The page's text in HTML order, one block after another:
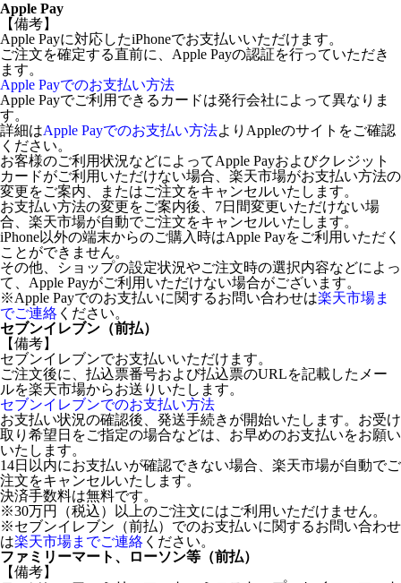
Apple Pay
【備考】
Apple Payに対応したiPhoneでお支払いいただけます。
ご注文を確定する直前に、Apple Payの認証を行っていただき
ます。
Apple Payでのお支払い方法
Apple Payでご利用できるカードは発行会社によって異なりま
す。
詳細はApple Payでのお支払い方法よりAppleのサイトをご確認
ください。
お客様のご利用状況などによってApple Payおよびクレジット
カードがご利用いただけない場合、楽天市場がお支払い方法の
変更をご案内、またはご注文をキャンセルいたします。
お支払い方法の変更をご案内後、7日間変更いただけない場
合、楽天市場が自動でご注文をキャンセルいたします。
iPhone以外の端末からのご購入時はApple Payをご利用いただく
ことができません。
その他、ショップの設定状況やご注文時の選択内容などによっ
て、Apple Payがご利用いただけない場合がございます。
※Apple Payでのお支払いに関するお問い合わせは楽天市場ま
でご連絡 ください。
セブンイレブン（前払）
【備考】
セブンイレブンでお支払いいただけます。
ご注文後に、払込票番号および払込票のURLを記載したメー
ルを楽天市場からお送りいたします。
セブンイレブンでのお支払い方法
お支払い状況の確認後、発送手続きが開始いたします。お受け
取り希望日をご指定の場合などは、お早めのお支払いをお願い
いたします。
14日以内にお支払いが確認できない場合、楽天市場が自動でご
注文をキャンセルいたします。
決済手数料は無料です。
※30万円（税込）以上のご注文にはご利用いただけません。
※セブンイレブン（前払）でのお支払いに関するお問い合わせ
は楽天市場までご連絡 ください。
ファミリーマート、ローソン等（前払）
【備考】